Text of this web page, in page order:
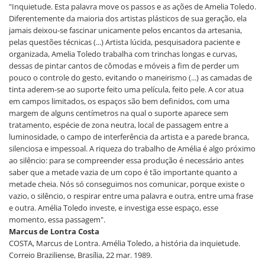
"Inquietude. Esta palavra move os passos e as ações de Amelia Toledo.
Diferentemente da maioria dos artistas plásticos de sua geração, ela
jamais deixou-se fascinar unicamente pelos encantos da artesania,
pelas questões técnicas (...) Artista lúcida, pesquisadora paciente e
organizada, Amelia Toledo trabalha com trinchas longas e curvas,
dessas de pintar cantos de cômodas e móveis a fim de perder um
pouco o controle do gesto, evitando o maneirismo (...) as camadas de
tinta aderem-se ao suporte feito uma película, feito pele. A cor atua
em campos limitados, os espaços são bem definidos, com uma
margem de alguns centímetros na qual o suporte aparece sem
tratamento, espécie de zona neutra, local de passagem entre a
luminosidade, o campo de interferência da artista e a parede branca,
silenciosa e impessoal. A riqueza do trabalho de Amélia é algo próximo
ao silêncio: para se compreender essa produção é necessário antes
saber que a metade vazia de um copo é tão importante quanto a
metade cheia. Nós só conseguimos nos comunicar, porque existe o
vazio, o silêncio, o respirar entre uma palavra e outra, entre uma frase
e outra. Amélia Toledo investe, e investiga esse espaço, esse
momento, essa passagem".
Marcus de Lontra Costa
COSTA, Marcus de Lontra. Amélia Toledo, a história da inquietude.
Correio Braziliense, Brasília, 22 mar. 1989.